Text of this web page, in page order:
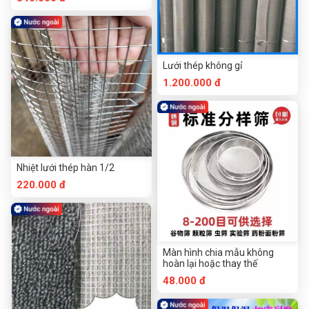
Nhiệt lưới thép hàn 1/2
220.000 đ
Lưới thép không gỉ
1.200.000 đ
Màn hình chia mẫu không
hoàn lại hoặc thay thế
48.000 đ